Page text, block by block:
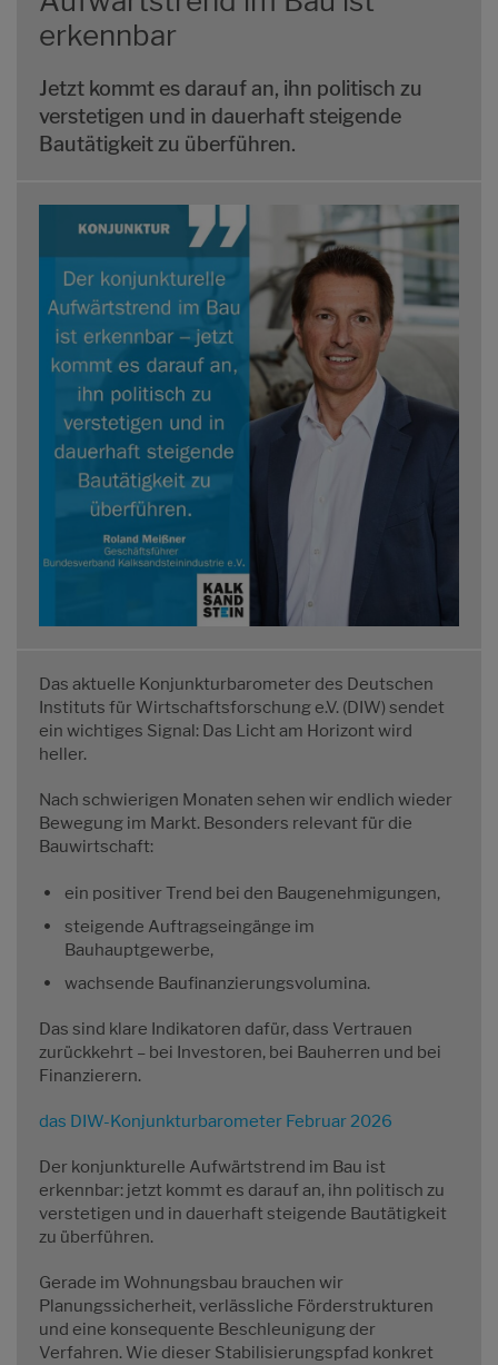
erkennbar
Jetzt kommt es darauf an, ihn politisch zu
verstetigen und in dauerhaft steigende
Bautätigkeit zu überführen.
Das aktuelle Konjunkturbarometer des Deutschen
Instituts für Wirtschaftsforschung e.V. (DIW) sendet
ein wichtiges Signal: Das Licht am Horizont wird
heller.
Nach schwierigen Monaten sehen wir endlich wieder
Bewegung im Markt. Besonders relevant für die
Bauwirtschaft:
ein positiver Trend bei den Baugenehmigungen,
steigende Auftragseingänge im
Bauhauptgewerbe,
wachsende Baufinanzierungsvolumina.
Das sind klare Indikatoren dafür, dass Vertrauen
zurückkehrt – bei Investoren, bei Bauherren und bei
Finanzierern.
das DIW-Konjunkturbarometer Februar 2026
Der konjunkturelle Aufwärtstrend im Bau ist
erkennbar: jetzt kommt es darauf an, ihn politisch zu
verstetigen und in dauerhaft steigende Bautätigkeit
zu überführen.
Gerade im Wohnungsbau brauchen wir
Planungssicherheit, verlässliche Förderstrukturen
und eine konsequente Beschleunigung der
Verfahren. Wie dieser Stabilisierungspfad konkret